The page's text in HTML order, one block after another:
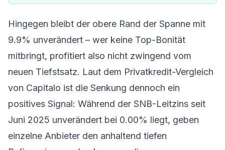
Hingegen bleibt der obere Rand der Spanne mit
9.9% unverändert – wer keine Top-Bonität
mitbringt, profitiert also nicht zwingend vom
neuen Tiefstsatz. Laut dem Privatkredit-Vergleich
von Capitalo ist die Senkung dennoch ein
positives Signal: Während der SNB-Leitzins seit
Juni 2025 unverändert bei 0.00% liegt, geben
einzelne Anbieter den anhaltend tiefen